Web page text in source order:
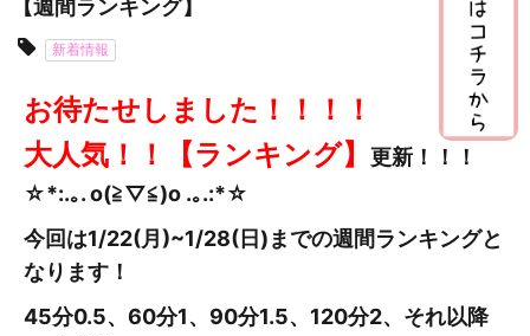
【週間ランキング】
新着情報
お待たせしました！！！！
大人気！！【ランキング】
更新 ！！！
☆*:.｡. o(≧▽≦)o .｡.:*☆
今回は1/22(月)~1/28(日)までの週間ランキングと
なります！
45分0.5、60分1、90分1.5、120分2、それ以降